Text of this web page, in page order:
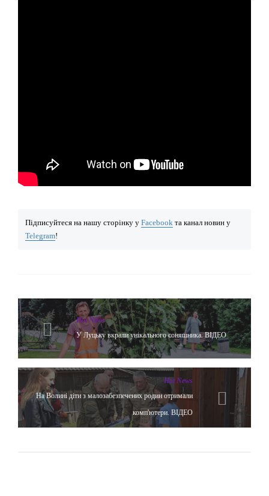
Підписуйтеся на нашу сторінку у Facebook та канал новин у
Telegram!
Hot News
У Луцьку вкрали унікального соняшника. ВІДЕО
Hot News
На Волині діти з малозабезпечених родин отримали
комп'ютери. ВІДЕО